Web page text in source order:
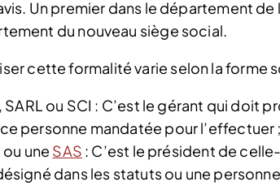
Un premier dans le département de
du nouveau siège social.
cette formalité varie selon la forme
SARL ou SCI : C’est le gérant qui doit
personne mandatée pour l’effectuer ;
ou une SAS : C’est le président de
dans les statuts ou une